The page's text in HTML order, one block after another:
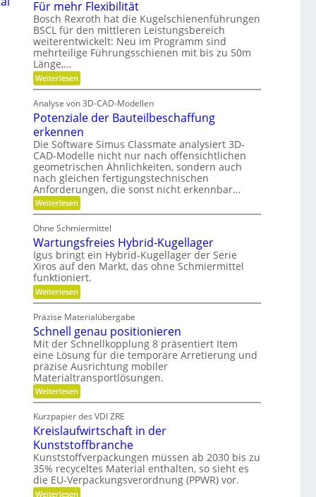
u
n
d
P
a
t
z
i
e
b
u
d
H
y
d
r
a
u
l
i
k
i
m
V
e
r
g
l
e
i
c
h
r
m
a
t
r
e
n
t
e
c
h
n
i
k
u
n
s
t
s
t
o
f
f
b
f
ä
l
l
e
e
r
m
e
i
d
e
n
Für mehr Flexibilität
Bosch Rexroth hat die Kugelschienenführungen
BSCL für den mittleren Leistungsbereich
weiterentwickelt: Neu im Programm sind
mehrteilige Führungsschienen mit bis zu 50m
Länge,…
Weiterlesen:
F
r
m
h
r
F
l
e
x
i
b
i
l
t
ä
t
Analyse von 3D-CAD-Modellen
Potenziale der Bauteilbeschaffung
erkennen
Die Software Simus Classmate analysiert 3D-
CAD-Modelle nicht nur nach offensichtlichen
geometrischen Ähnlichkeiten, sondern auch
nach gleichen fertigungstechnischen
Anforderungen, die sonst nicht erkennbar…
Weiterlesen:
P
t
e
n
z
i
a
l
e
e
r
B
a
u
t
e
i
l
e
s
h
a
f
f
u
Ohne Schmiermittel
Wartungsfreies Hybrid-Kugellager
Igus bringt ein Hybrid-Kugellager der Serie
Xiros auf den Markt, das ohne Schmiermittel
funktioniert.
Weiterlesen:
W
r
t
u
n
g
s
f
r
e
e
s
H
y
b
r
i
d
Präzise Materialübergabe
Schnell genau positionieren
Mit der Schnellkopplung 8 präsentiert Item
eine Lösung für die temporäre Arretierung und
präzise Ausrichtung mobiler
Materialtransportlösungen.
Weiterlesen:
S
h
n
e
l
l
g
e
n
Kurzpapier des VDI ZRE
Kreislaufwirtschaft in der
Kunststoffbranche
Kunststoffverpackungen müssen ab 2030 bis zu
35% recyceltes Material enthalten, so sieht es
die EU-Verpackungsverordnung (PPWR) vor.
Weiterlesen: